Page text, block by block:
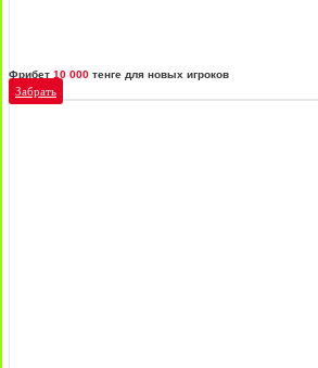
Фрибет 10 000 тенге для новых игроков
Забрать